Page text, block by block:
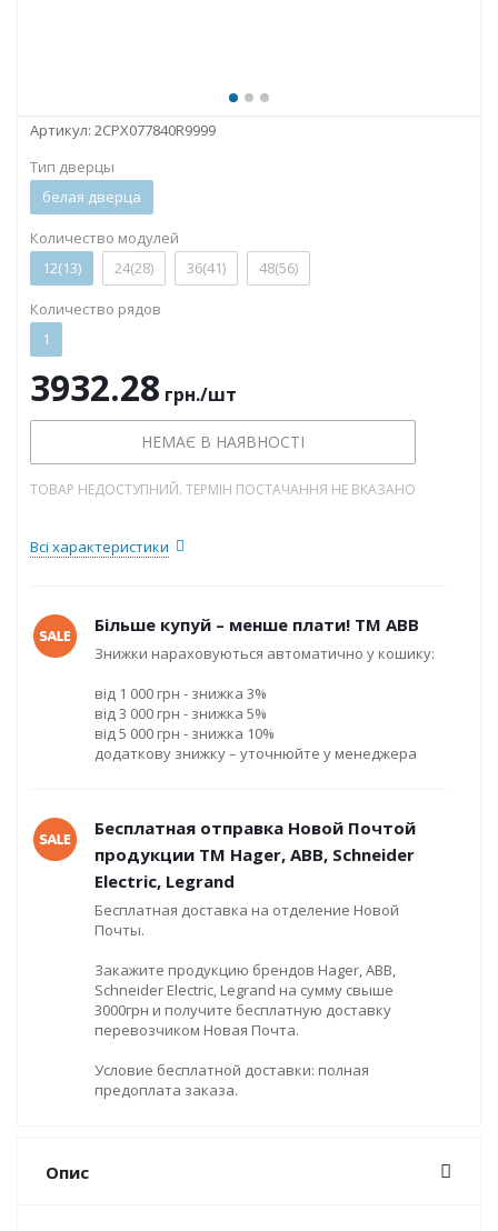
Артикул: 2CPX077840R9999
Тип дверцы
белая дверца
Количество модулей
12(13)
24(28) 36(41) 48(56)
Количество рядов
1
3932.28 грн./шт
НЕМАЄ В НАЯВНОСТІ
ТОВАР НЕДОСТУПНИЙ. ТЕРМІН ПОСТАЧАННЯ НЕ ВКАЗАНО
Всі характеристики
Більше купуй – менше плати! ТМ ABB
Знижки нараховуються автоматично у кошику:
від 1 000 грн - знижка 3%
від 3 000 грн - знижка 5%
від 5 000 грн - знижка 10%
додаткову знижку – уточнюйте у менеджера
Бесплатная отправка Новой Почтой
продукции ТМ Hager, ABB, Schneider
Electric, Legrand
Бесплатная доставка на отделение Новой
Почты.
Закажите продукцию брендов Hager, ABB,
Schneider Electric, Legrand на сумму свыше
3000грн и получите бесплатную доставку
перевозчиком Новая Почта.
Условие бесплатной доставки: полная
предоплата заказа.
Опис